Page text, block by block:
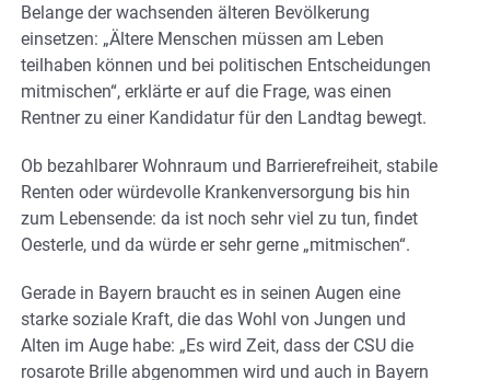
Belange der wachsenden älteren Bevölkerung
einsetzen: „Ältere Menschen müssen am Leben
teilhaben können und bei politischen Entscheidungen
mitmischen“, erklärte er auf die Frage, was einen
Rentner zu einer Kandidatur für den Landtag bewegt.
Ob bezahlbarer Wohnraum und Barrierefreiheit, stabile
Renten oder würdevolle Krankenversorgung bis hin
zum Lebensende: da ist noch sehr viel zu tun, findet
Oesterle, und da würde er sehr gerne „mitmischen“.
Gerade in Bayern braucht es in seinen Augen eine
starke soziale Kraft, die das Wohl von Jungen und
Alten im Auge habe: „Es wird Zeit, dass der CSU die
rosarote Brille abgenommen wird und auch in Bayern